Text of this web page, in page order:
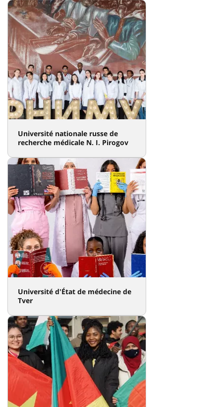
Université nationale russe de
recherche médicale N. I. Pirogov
Université d'État de médecine de
Tver